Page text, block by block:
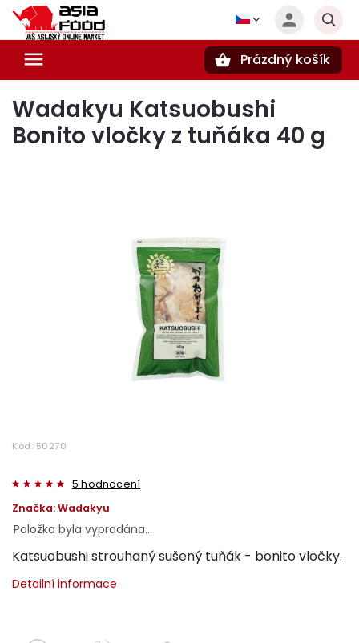
Prázdný košík
Wadakyu Katsuobushi
Bonito vločky z tuňáka 40 g
Kód: 50270
5 hodnocení
Značka:Wadakyu
Položka byla vyprodána…
Katsuobushi strouhaný sušený tuňák - bonito vločky.
Detailní informace